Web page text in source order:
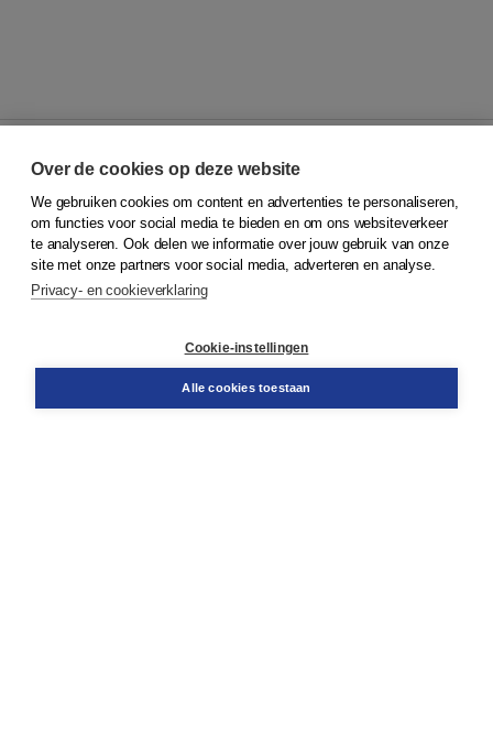
© 2026Koninklijke Boom uitgevers
Klantenservice
Service & informatie
Contact
Over de cookies op deze website
We gebruiken cookies om content en advertenties te personaliseren,
om functies voor social media te bieden en om ons websiteverkeer
te analyseren. Ook delen we informatie over jouw gebruik van onze
site met onze partners voor social media, adverteren en analyse.
Privacy- en cookieverklaring
Cookie-instellingen
Alle cookies toestaan